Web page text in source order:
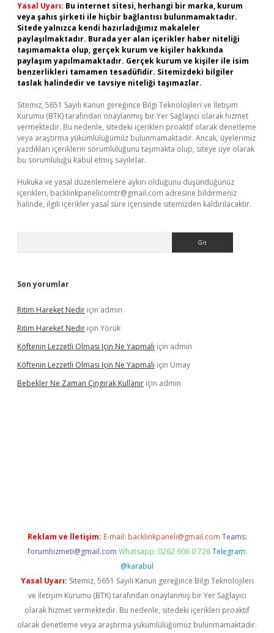
Yasal Uyarı: Bu internet sitesi, herhangi bir marka, kurum
veya şahıs şirketi ile hiçbir bağlantısı bulunmamaktadır.
Sitede yalnızca kendi hazırladığımız makaleler
paylaşılmaktadır. Burada yer alan içerikler haber niteliği
taşımamakta olup, gerçek kurum ve kişiler hakkında
paylaşım yapılmamaktadır. Gerçek kurum ve kişiler ile isim
benzerlikleri tamamen tesadüfidir. Sitemizdeki bilgiler
taslak halindedir ve tavsiye niteliği taşımazlar.
Sitemiz, 5651 Sayılı Kanun gereğince Bilgi Teknolojileri ve İletişim
Kurumu (BTK) tarafından onaylanmış bir Yer Sağlayıcı olarak hizmet
vermektedir. Bu nedenle, sitedeki içerikleri proaktif olarak denetleme
veya araştırma yükümlülüğümüz bulunmamaktadır. Ancak, üyelerimiz
yazdıkları içeriklerin sorumluluğunu taşımakta olup, siteye üye olarak
bu sorumluluğu kabul etmiş sayılırlar.
Hukuka ve yasal düzenlemelere aykırı olduğunu düşündüğünüz
içerikleri, backlinkpanelicomtr@gmail.com adresine bildirmeniz
halinde, ilgili içerikler yasal süre içerisinde sitemizden kaldırılacaktır.
Son yorumlar
Ritim Hareket Nedir için admin
Ritim Hareket Nedir için Yörük
Köftenin Lezzetli Olması Için Ne Yapmalı için admin
Köftenin Lezzetli Olması Için Ne Yapmalı için Umay
Bebekler Ne Zaman Çıngırak Kullanır için admin
Reklam ve İletişim: E-mail: backlinkpaneli@gmail.com Teams:
forumhizmeti@gmail.com Whatsapp: 0262 606 0 726 Telegram:
@karabul
Yasal Uyarı: Sitemiz, 5651 Sayılı Kanun gereğince Bilgi Teknolojileri
ve İletişim Kurumu (BTK) tarafından onaylanmış bir Yer Sağlayıcı
olarak hizmet vermektedir. Bu nedenle, sitedeki içerikleri proaktif
olarak denetleme veya araştırma yükümlülüğümüz bulunmamaktadır.